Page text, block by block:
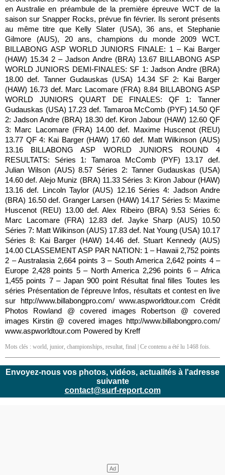
en Australie en préambule de la première épreuve WCT de la
saison sur Snapper Rocks, prévue fin février. Ils seront présents
au même titre que Kelly Slater (USA), 36 ans, et Stephanie
Gilmore (AUS), 20 ans, champions du monde 2009 WCT.
BILLABONG ASP WORLD JUNIORS FINALE: 1 – Kai Barger
(HAW) 15.34 2 – Jadson Andre (BRA) 13.67 BILLABONG ASP
WORLD JUNIORS DEMI-FINALES: SF 1: Jadson Andre (BRA)
18.00 def. Tanner Gudauskas (USA) 14.34 SF 2: Kai Barger
(HAW) 16.73 def. Marc Lacomare (FRA) 8.84 BILLABONG ASP
WORLD JUNIORS QUART DE FINALES: QF 1: Tanner
Gudauskas (USA) 17.23 def. Tamaroa McComb (PYF) 14.50 QF
2: Jadson Andre (BRA) 18.30 def. Kiron Jabour (HAW) 12.60 QF
3: Marc Lacomare (FRA) 14.00 def. Maxime Huscenot (REU)
13.77 QF 4: Kai Barger (HAW) 17.60 def. Matt Wilkinson (AUS)
13.16 BILLABONG ASP WORLD JUNIORS ROUND 4
RESULTATS: Séries 1: Tamaroa McComb (PYF) 13.17 def.
Julian Wilson (AUS) 8.57 Séries 2: Tanner Gudauskas (USA)
14.60 def. Alejo Muniz (BRA) 11.33 Séries 3: Kiron Jabour (HAW)
13.16 def. Lincoln Taylor (AUS) 12.16 Séries 4: Jadson Andre
(BRA) 16.50 def. Granger Larsen (HAW) 14.17 Séries 5: Maxime
Huscenot (REU) 13.00 def. Alex Ribeiro (BRA) 9.53 Séries 6:
Marc Lacomare (FRA) 12.83 def. Jayke Sharp (AUS) 10.50
Séries 7: Matt Wilkinson (AUS) 17.83 def. Nat Young (USA) 10.17
Séries 8: Kai Barger (HAW) 14.46 def. Stuart Kennedy (AUS)
14.00 CLASSEMENT ASP PAR NATION: 1 – Hawaii 2,752 points
2 – Australasia 2,664 points 3 – South America 2,642 points 4 –
Europe 2,428 points 5 – North America 2,296 points 6 – Africa
1,455 points 7 – Japan 900 point Résultat final filles Toutes les
séries Présentation de l'épreuve Infos, résultats et contest en live
sur http://www.billabongpro.com/ www.aspworldtour.com Crédit
Photos Rowland @ covered images Robertson @ covered
images Kirstin @ covered images http://www.billabongpro.com/
www.aspworldtour.com Powered by Kreff
Mots clés : world, junior, championships, resultat, final | Ce contenu a été lu 1468 fois.
Envoyez-nous vos photos, vidéos, actualités à l'adresse
suivante
contact@surf-report.com